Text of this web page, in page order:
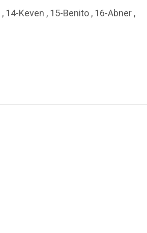
, 14-Keven , 15-Benito , 16-Abner ,